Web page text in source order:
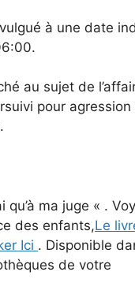
à une date
au sujet de
pour agression
qu’à ma juge « .
des enfants,Le
Ici . Disponible
de votre